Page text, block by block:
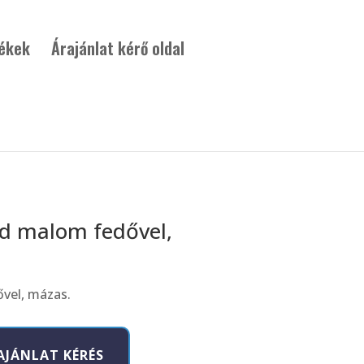
Árajánlat kérő oldal
malom fedővel,
mázas.
KÉRÉS